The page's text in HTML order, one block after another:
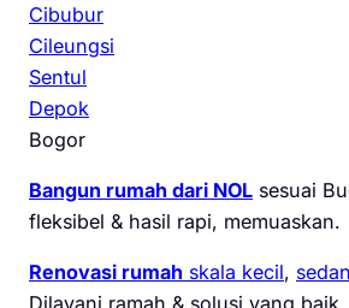
Cibubur
Cileungsi
Sentul
Depok
Bogor
Bangun rumah dari NOL sesuai
fleksibel & hasil rapi, memuaskan.
Renovasi rumah skala kecil,